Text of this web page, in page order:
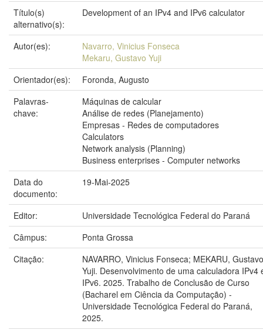
Título(s)
alternativo(s):
Development of an IPv4 and IPv6 calculator
Autor(es):
Navarro, Vinicius Fonseca
Mekaru, Gustavo Yuji
Orientador(es):
Foronda, Augusto
Palavras-
chave:
Máquinas de calcular
Análise de redes (Planejamento)
Empresas - Redes de computadores
Calculators
Network analysis (Planning)
Business enterprises - Computer networks
Data do
documento:
19-Mai-2025
Editor:
Universidade Tecnológica Federal do Paraná
Câmpus:
Ponta Grossa
Citação:
NAVARRO, Vinicius Fonseca; MEKARU, Gustavo
Yuji. Desenvolvimento de uma calculadora IPv4
IPv6. 2025. Trabalho de Conclusão de Curso
(Bacharel em Ciência da Computação) -
Universidade Tecnológica Federal do Paraná,
2025.